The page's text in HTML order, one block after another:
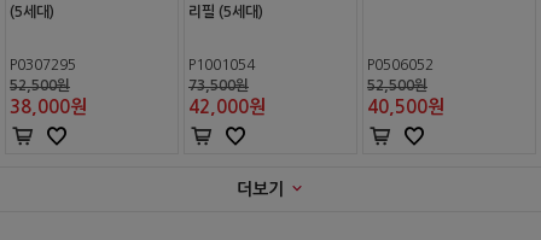
(5세대)
P0307295
52,500원
38,000원
리필 (5세대)
P1001054
73,500원
42,000원
P0506052
52,500원
40,500원
더보기